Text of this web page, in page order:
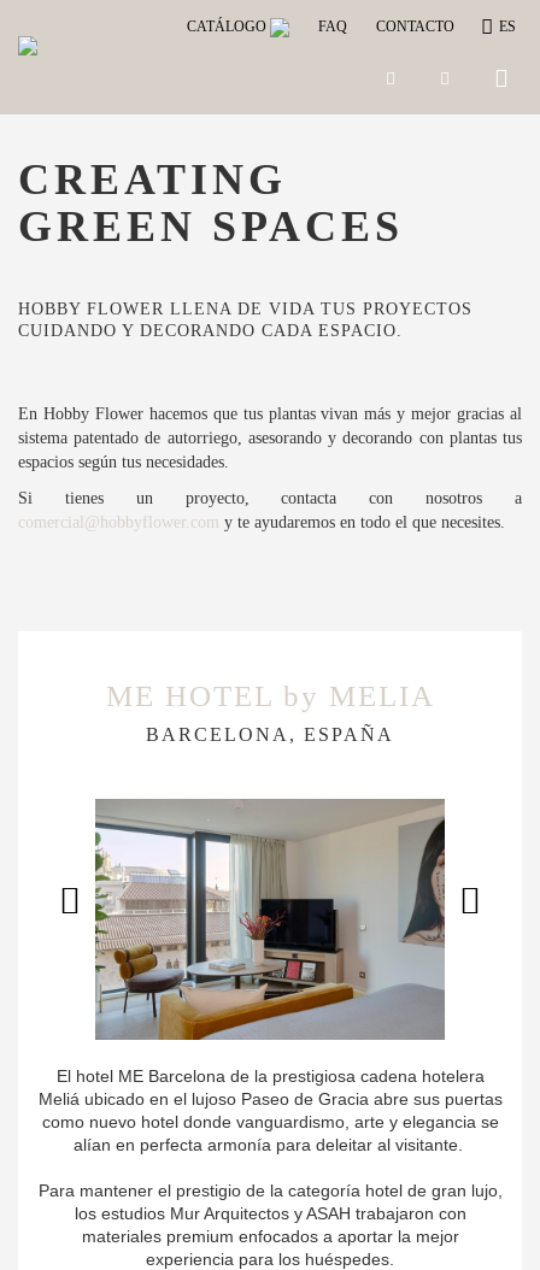
CATÁLOGO FAQ CONTACTO ES
Toggle
CREATING
GREEN SPACES
HOBBY FLOWER LLENA DE VIDA TUS PROYECTOS
CUIDANDO Y DECORANDO CADA ESPACIO.
En Hobby Flower hacemos que tus plantas vivan más y mejor gracias al
sistema patentado de autorriego, asesorando y decorando con plantas tus
espacios según tus necesidades.
Si tienes un proyecto, contacta con nosotros a
comercial@hobbyflower.com y te ayudaremos en todo el que necesites.
ME HOTEL by MELIA
BARCELONA, ESPAÑA
El hotel ME Barcelona de la prestigiosa cadena hotelera
Meliá ubicado en el lujoso Paseo de Gracia abre sus puertas
como nuevo hotel donde vanguardismo, arte y elegancia se
alían en perfecta armonía para deleitar al visitante.
Para mantener el prestigio de la categoría hotel de gran lujo,
los estudios Mur Arquitectos y ASAH trabajaron con
materiales premium enfocados a aportar la mejor
experiencia para los huéspedes.